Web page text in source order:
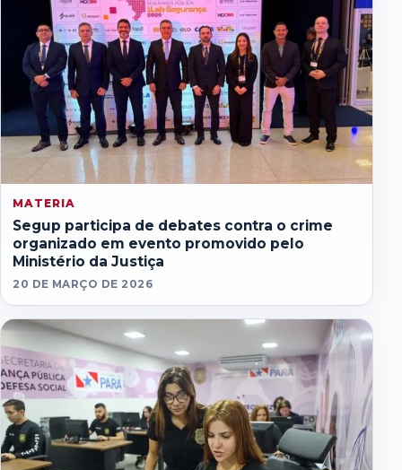
MATERIA
Segup participa de debates contra o crime
organizado em evento promovido pelo
Ministério da Justiça
20 DE MARÇO DE 2026